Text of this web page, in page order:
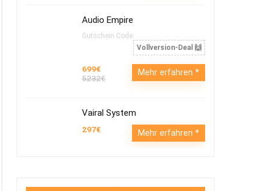
Audio Empire
Gutschein Code:
Vollversion-Deal 🙌
699€
5232€
Mehr erfahren
Vairal System
297€ Mehr erfahren